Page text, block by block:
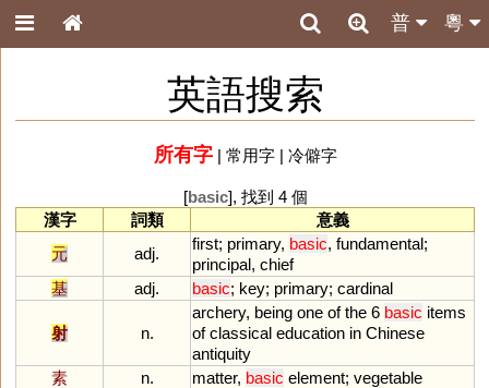
粵
普
英語搜索
所有字| 常用字| 冷僻字
[basic], 找到 4 個
漢字
詞類
意義
元
adj.
first; primary, basic, fundamental;
principal, chief
基
adj. basic; key; primary; cardinal
射 n.
archery, being one of the 6 basic items
of classical education in Chinese
antiquity
素
n. matter, basic element; vegetable